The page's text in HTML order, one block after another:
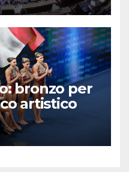
bronzo per
artistico